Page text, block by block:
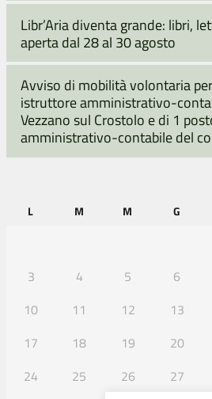
Libr’Aria diventa grande: libri,
aperta dal 28 al 30 agosto
Avviso di mobilità volontaria
istruttore amministrativo-
Vezzano sul Crostolo e di 1
amministrativo-contabile del
L M M G
3
4 5 6
10
11 12 13
17
18 19 20
24
25 26 27